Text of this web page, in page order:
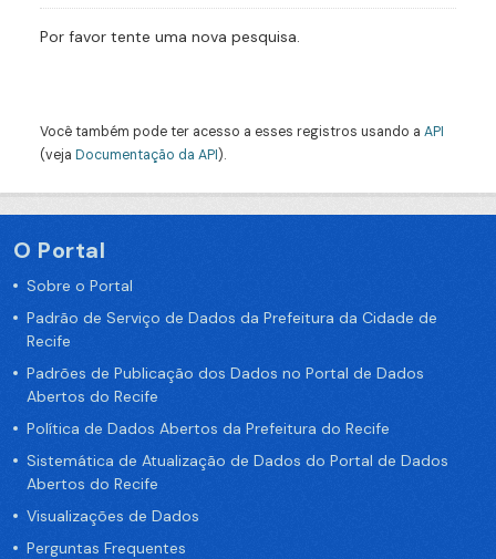
Por favor tente uma nova pesquisa.
Você também pode ter acesso a esses registros usando a API
(veja Documentação da API).
O Portal
Sobre o Portal
Padrão de Serviço de Dados da Prefeitura da Cidade de
Recife
Padrões de Publicação dos Dados no Portal de Dados
Abertos do Recife
Política de Dados Abertos da Prefeitura do Recife
Sistemática de Atualização de Dados do Portal de Dados
Abertos do Recife
Visualizações de Dados
Perguntas Frequentes